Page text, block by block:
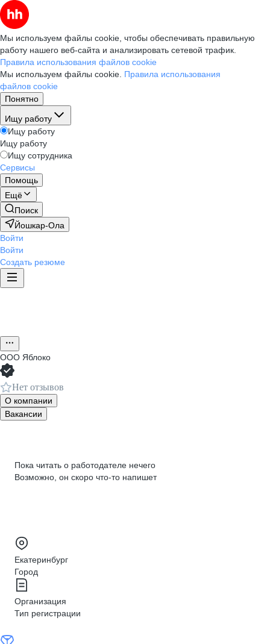
Мы используем файлы cookie, чтобы обеспечивать правильную
работу нашего веб-сайта и анализировать сетевой трафик.
Правила использования файлов cookie
Мы используем файлы cookie. Правила использования
файлов cookie
Понятно
Ищу работу
Ищу работу
Ищу работу
Ищу сотрудника
Сервисы
Помощь
Ещё
Поиск
Йошкар-Ола
Войти
Войти
Создать резюме
ООО Яблоко
Нет отзывов
О компании
Вакансии
Пока читать о работодателе нечего
Возможно, он скоро что‑то напишет
Екатеринбург
Город
Организация
Тип регистрации